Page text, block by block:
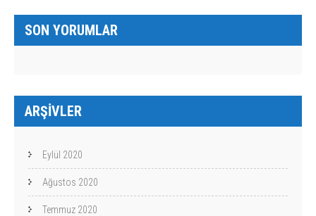
SON YORUMLAR
ARŞIVLER
Eylül 2020
Ağustos 2020
Temmuz 2020